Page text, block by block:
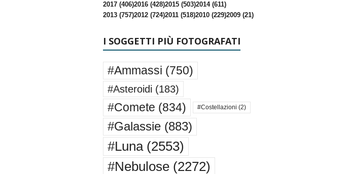
2017 (406)2016 (428)2015 (503)2014 (611)
2013 (757)2012 (724)2011 (518)2010 (229)2009 (21)
I SOGGETTI PIÙ FOTOGRAFATI
#Ammassi (750)
#Asteroidi (183)
#Comete (834) #Costellazioni (2)
#Galassie(883)
#Luna(2553)
#Nebulose(2272)